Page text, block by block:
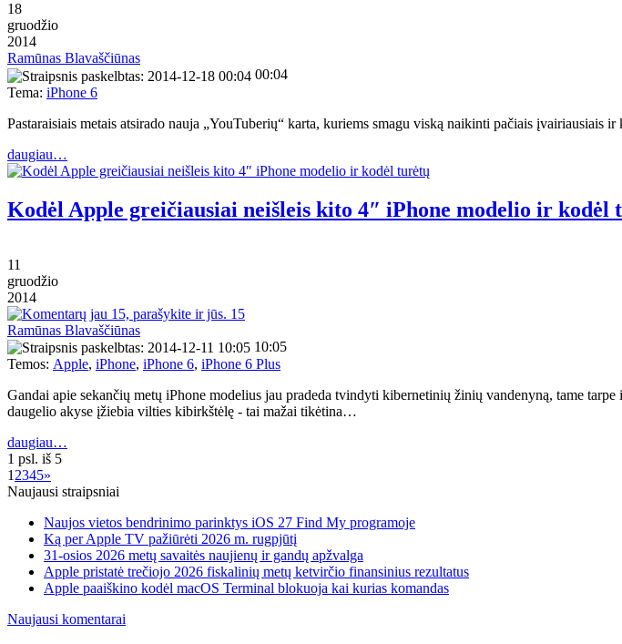
18
gruodžio
2014
Ramūnas Blavaščiūnas
00:04
Tema: iPhone 6
Pastaraisiais metais atsirado nauja „YouTuberių“ karta, kuriems smagu viską naikinti pačiais įvairiausiais
daugiau…
Kodėl Apple greičiausiai neišleis kito 4″ iPhone modelio ir kodėl
11
gruodžio
2014
15
Ramūnas Blavaščiūnas
10:05
Temos: Apple, iPhone, iPhone 6, iPhone 6 Plus
Gandai apie sekančių metų iPhone modelius jau pradeda tvindyti kibernetinių žinių vandenyną, tame
daugelio akyse įžiebia vilties kibirkštėlę - tai mažai tikėtina…
daugiau…
1 psl. iš 5
1 2345»
Naujausi straipsniai
Naujos vietos bendrinimo parinktys iOS 27 Find My programoje
Ką per Apple TV pažiūrėti 2026 m. rugpjūtį
31-osios 2026 metų savaitės naujienų ir gandų apžvalga
Apple pristatė trečiojo 2026 fiskalinių metų ketvirčio finansinius rezultatus
Apple paaiškino kodėl macOS Terminal blokuoja kai kurias komandas
Naujausi komentarai